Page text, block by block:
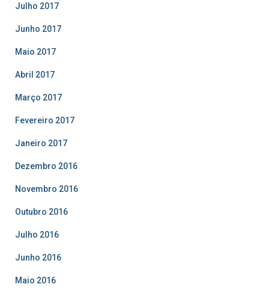
Julho 2017
Junho 2017
Maio 2017
Abril 2017
Março 2017
Fevereiro 2017
Janeiro 2017
Dezembro 2016
Novembro 2016
Outubro 2016
Julho 2016
Junho 2016
Maio 2016